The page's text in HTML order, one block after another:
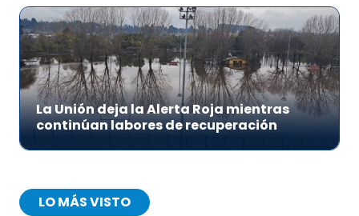
La Unión deja la Alerta Roja mientras
continúan labores de recuperación
LO MÁS VISTO